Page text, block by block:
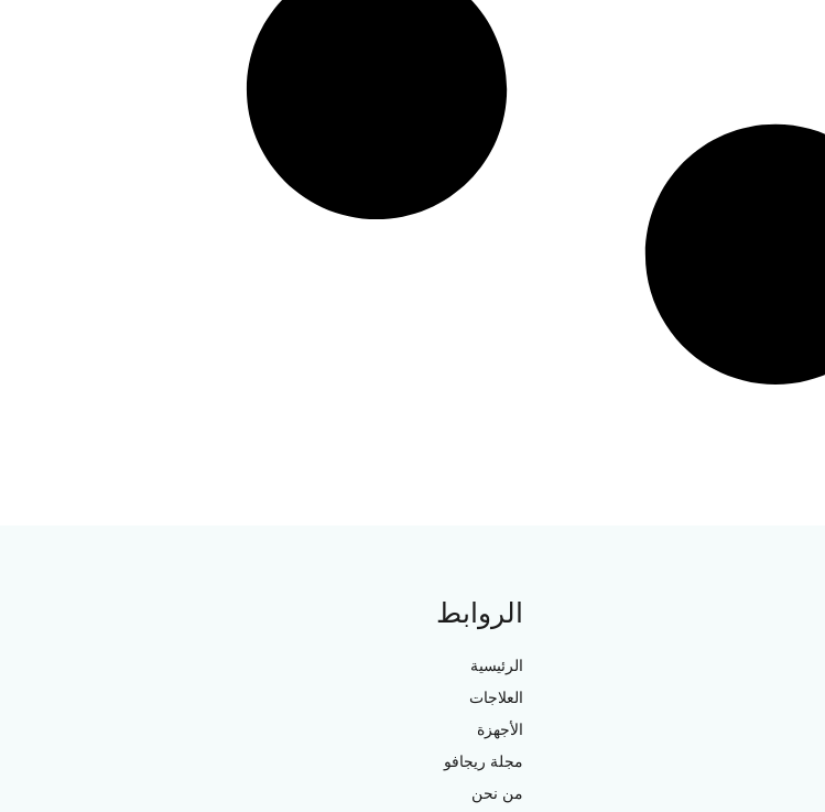
الروابط
الرئيسية
العلاجات
الأجهزة
مجلة ريجافو
من نحن